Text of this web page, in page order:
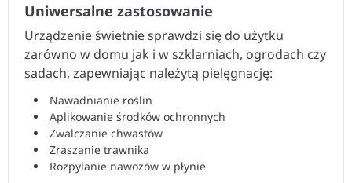
Uniwersalne zastosowanie
Urządzenie świetnie sprawdzi się do użytku
zarówno w domu jak i w szklarniach, ogrodach czy
sadach, zapewniając należytą pielęgnację:
Nawadnianie roślin
Aplikowanie środków ochronnych
Zwalczanie chwastów
Zraszanie trawnika
Rozpylanie nawozów w płynie